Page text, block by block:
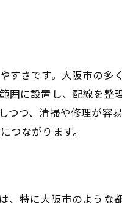
さです。大阪市の
に設置し、配線を
つ、清掃や修理が
つながります。
特に大阪市のような